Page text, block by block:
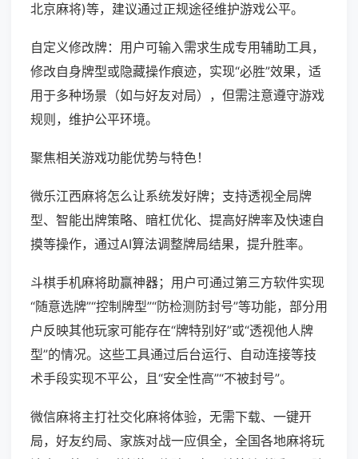
北京麻将)等，建议通过正规途径维护游戏公平。
自定义修改牌：用户可输入需求生成专用辅助工具，
修改自身牌型或隐藏操作痕迹，实现“必胜”效果，适
用于多种场景（如与好友对局），但需注意遵守游戏
规则，维护公平环境。
聚焦相关游戏功能优势与特色！
微乐江西麻将怎么让系统发好牌；支持透视全局牌
型、智能出牌策略、暗杠优化、提高好牌率及快速自
摸等操作，通过AI算法调整牌局结果，提升胜率。
斗棋手机麻将助赢神器；用户可通过第三方软件实现
“随意选牌”“控制牌型”“防检测防封号”等功能，部分用
户反映其他玩家可能存在“牌特别好”或“透视他人牌
型”的情况。这些工具通过后台运行、自动连接等技
术手段实现不平公，且“安全性高”“不被封号”。
微信麻将主打社交化麻将体验，无需下载、一键开
局，好友约局、家族对战一应俱全，全国各地麻将玩